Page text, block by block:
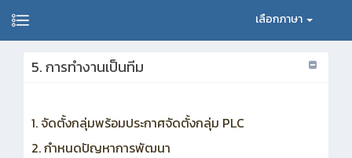
เลือกภาษา
5. การทำงานเป็นทีม
1. จัดตั้งกลุ่มพร้อมประกาศจัดตั้งกลุ่ม PLC
2. กำหนดปัญหาการพัฒนา